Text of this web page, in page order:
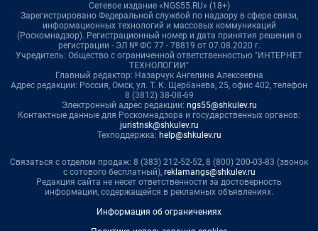
Сетевое издание «NGS55.RU» (18+)
Зарегистрировано Федеральной службой по надзору в сфере связи,
информационных технологий и массовых коммуникаций
(Роскомнадзор). Регистрационный номер и дата принятия решения о
регистрации - ЭЛ № ФС 77 - 78819 от 07.08.2020 г.
Учредитель: Общество с ограниченной ответственностью "ИНТЕРНЕТ
ТЕХНОЛОГИИ"
Главный редактор: Назарчук Ангелина Алексеевна
Адрес редакции: Россия, Омск, ул. Т. К. Щербанева, 25, офис 402, телефон
8 (3812) 38-08-69
Электронный адрес редакции: ngs55@shkulev.ru
Контактные данные для Роскомнадзора и государственных органов:
juristnsk@shkulev.ru
Техподдержка: help@shkulev.ru
Связаться с отделом продаж: 8 (383) 212-52-52, 8 (800) 200-03-83 (звонок
с сотового бесплатный), reklamangs@shkulev.ru
Редакция сайта не несет ответственности за достоверность
информации, содержащейся в рекламных объявлениях.
Информация об ограничениях